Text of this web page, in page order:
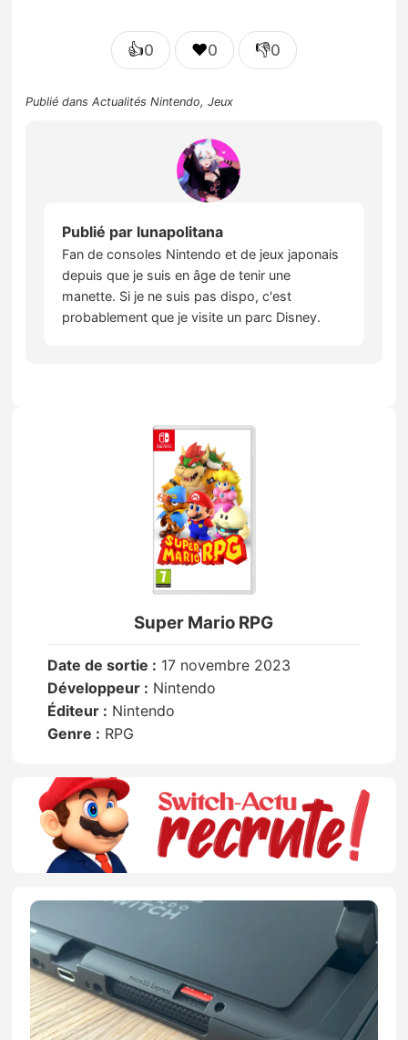
👍0 ❤️0 👎0
Publié dansActualités Nintendo,Jeux
Publié par lunapolitana
Fan de consoles Nintendo et de jeux japonais
depuis que je suis en âge de tenir une
manette. Si je ne suis pas dispo, c'est
probablement que je visite un parc Disney.
Super Mario RPG
Date de sortie : 17 novembre 2023
Développeur : Nintendo
Éditeur : Nintendo
Genre : RPG